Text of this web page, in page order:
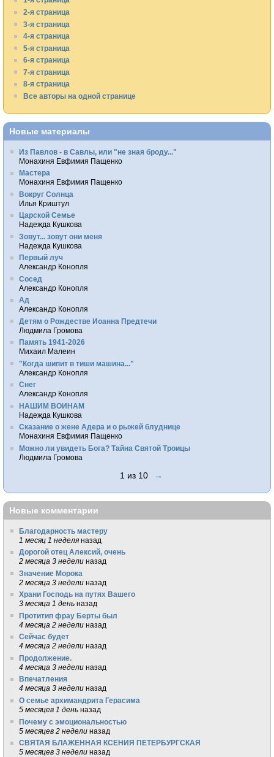
2-я страница
3-я страница
4-я страница
5-я страница
6-я страница
7-я страница
8-я страница
Все авторы на одной странице
Новые материалы
Из Павлов - в Савлы, или "не зная броду..."
Монахиня Евфимия Пащенко
Мастера
Монахиня Евфимия Пащенко
Вокруг Солнца
Илья Криштул
Царской Семье
Надежда Кушкова
Зовут... зовут они меня
Надежда Кушкова
Первый луч
Александр Конопля
Сосед
Александр Конопля
Ад
Александр Конопля
Детям о Рождестве Иоанна Предтечи
Людмила Громова
Память 1941-2026
Михаил Малеин
"Когда шипит в тиши машина..."
Александр Конопля
Снег
Александр Конопля
НАШИМ ВОИНАМ
Надежда Кушкова
Сказание о жене Адера и о рыжей блуднице
Монахиня Евфимия Пащенко
Можно ли увидеть Бога? Тайна Святой Троицы
Людмила Громова
1 из 10 →
Новые комментарии
Благодарность мастеру
1 месяц 1 неделя назад
Дорогой отец Алексий, очень
2 месяца 3 недели назад
Значение Морока
2 месяца 3 недели назад
Храни Господь на путях Вашего
3 месяца 1 день назад
Протитип фрау Берты был
4 месяца 2 недели назад
Сейчас будет
4 месяца 2 недели назад
Продолжение.
4 месяца 3 недели назад
Впечатления
4 месяца 3 недели назад
О семье архимандрита Герасима
5 месяцев 1 день назад
Почему с эмоциональностью
5 месяцев 2 недели назад
СВЯТАЯ БЛАЖЕННАЯ КСЕНИЯ ПЕТЕРБУРГСКАЯ
5 месяцев 3 недели назад